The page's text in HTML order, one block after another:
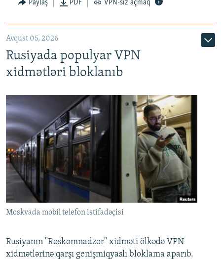
Paylaş PDF VPN-siz açmaq
Avqust 05, 2026
Rusiyada populyar VPN
xidmətləri bloklanıb
Moskvada mobil telefon istifadəçisi
Rusiyanın "Roskomnadzor" xidməti ölkədə VPN
xidmətlərinə qarşı genişmiqyaslı bloklama aparıb.